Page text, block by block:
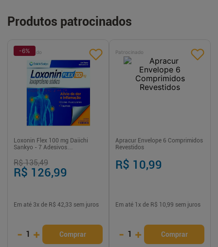
Produtos patrocinados
Patrocinado
-6%
Loxonin Flex 100 mg Daiichi
Sankyo - 7 Adesivos
R$ 135,49
R$ 126,99
Em até 3x de R$ 42,33 sem juros
- 1 + Comprar
Patrocinado
Apracur Envelope 6 Comprimidos
Revestidos
R$ 10,99
Em até 1 x de R$ 10,99 sem juros
- 1 + Comprar